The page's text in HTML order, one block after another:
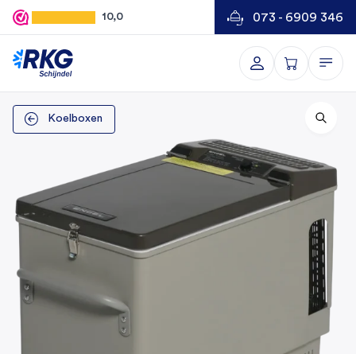
10,0 073 - 6909 346
Koelboxen